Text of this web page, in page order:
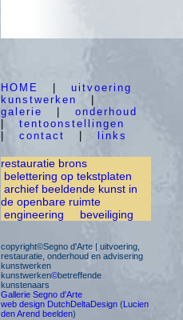
HOME
uitvoering
kunstwerken
galerie
onderhoud
tentoonstellingen
contact links
restauratie brons
belettering op tekstplaten
archief beeldende kunst in
de openbare ruimte
engineering
beveiliging
copyright©Segno d'Arte | uitvoering,
restauratie, onderhoud en advisering
kunstwerken
kunstwerken©betreffende
kunstenaars
Gallerie Segno d'Arte
web design DutchDeltaDesign (Lucien
den Arend beelden)